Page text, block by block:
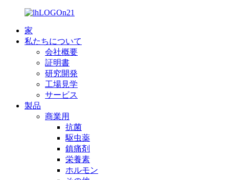
家
私たちについて
会社概要
証明書
研究開発
工場見学
サービス
製品
商業用
抗菌
駆虫薬
鎮痛剤
栄養素
ホルモン